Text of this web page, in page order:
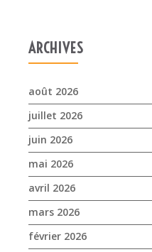
ARCHIVES
août 2026
juillet 2026
juin 2026
mai 2026
avril 2026
mars 2026
février 2026